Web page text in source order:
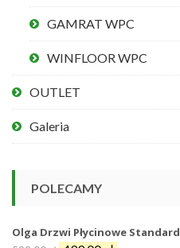
GAMRAT WPC
WINFLOOR WPC
OUTLET
Galeria
POLECAMY
Olga Drzwi Płycinowe Standard